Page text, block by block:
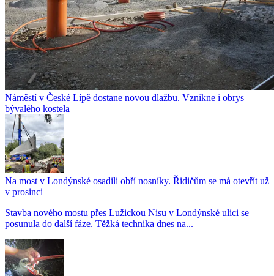
Náměstí v České Lípě dostane novou dlažbu. Vznikne i obrys
bývalého kostela
Na most v Londýnské osadili obří nosníky. Řidičům se má otevřít už
v prosinci
Stavba nového mostu přes Lužickou Nisu v Londýnské ulici se
posunula do další fáze. Těžká technika dnes na...